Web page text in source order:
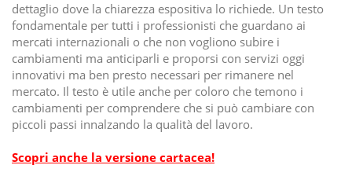
dettaglio dove la chiarezza espositiva lo richiede. Un testo
fondamentale per tutti i professionisti che guardano ai
mercati internazionali o che non vogliono subire i
cambiamenti ma anticiparli e proporsi con servizi oggi
innovativi ma ben presto necessari per rimanere nel
mercato. Il testo è utile anche per coloro che temono i
cambiamenti per comprendere che si può cambiare con
piccoli passi innalzando la qualità del lavoro.
Scopri anche la versione cartacea!